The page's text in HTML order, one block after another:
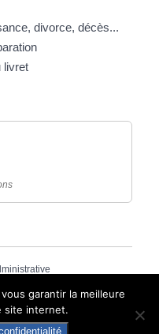
divorce, décès...
livret
garantir la meilleure
site internet.